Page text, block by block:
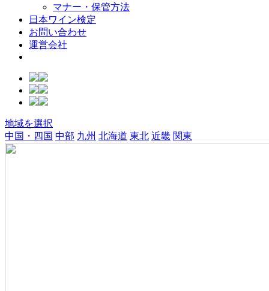
マナー・保管方法
日本ワイン検定
お問い合わせ
運営会社
地域を選択
中国・四国 中部 九州 北海道 東北 近畿 関東